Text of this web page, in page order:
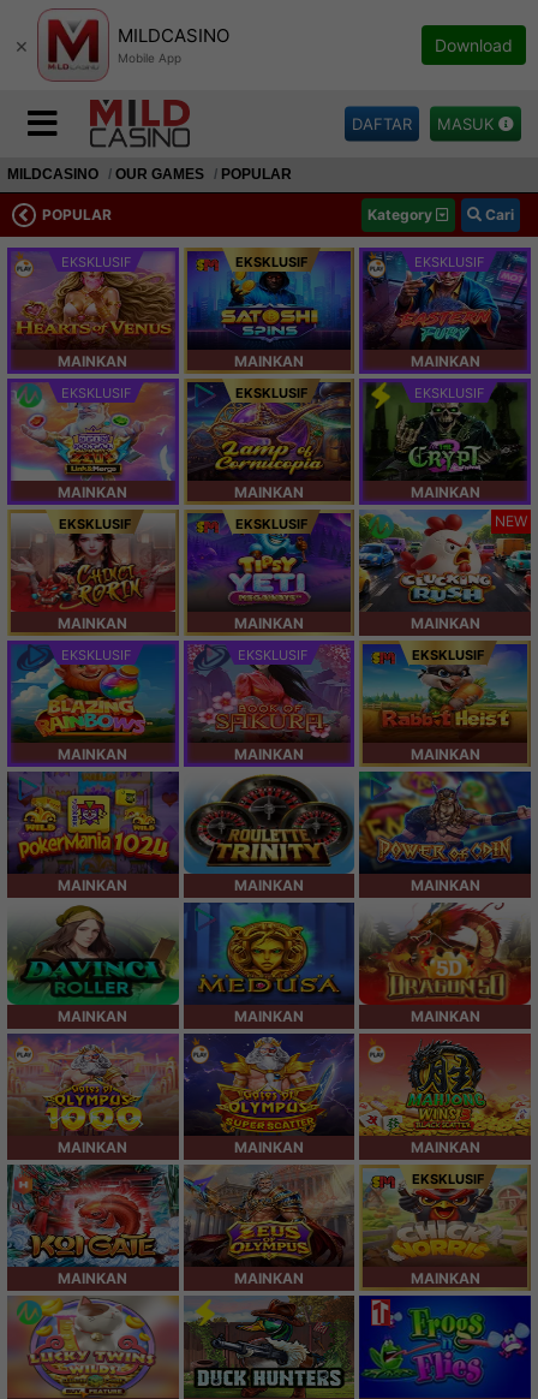
× MILDCASINO
Mobile App
Download
DAFTAR MASUK
MILDCASINO OUR GAMES POPULAR
POPULAR Kategory Cari
EKSKLUSIF
MAINKAN
EKSKLUSIF
MAINKAN
EKSKLUSIF
MAINKAN
EKSKLUSIF
MAINKAN
EKSKLUSIF
MAINKAN
EKSKLUSIF
MAINKAN
EKSKLUSIF
MAINKAN
EKSKLUSIF
MAINKAN
NEW
MAINKAN
EKSKLUSIF
MAINKAN
EKSKLUSIF
MAINKAN
EKSKLUSIF
MAINKAN
MAINKAN MAINKAN MAINKAN
MAINKAN MAINKAN MAINKAN
MAINKAN MAINKAN MAINKAN
MAINKAN MAINKAN
EKSKLUSIF
MAINKAN